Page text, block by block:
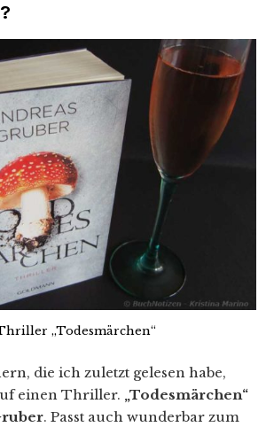
„Todesmärchen“
die ich zuletzt gelesen habe,
einen Thriller. „Todesmärchen“
. Passt auch wunderbar zum